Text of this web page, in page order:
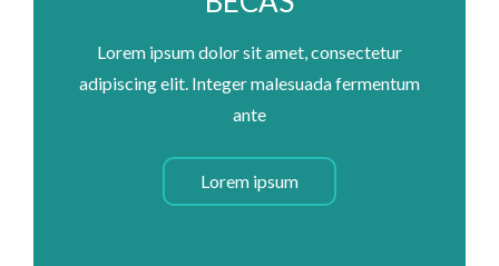
Lorem ipsum dolor sit amet, consectetur
adipiscing elit. Integer malesuada fermentum
ante
Lorem ipsum